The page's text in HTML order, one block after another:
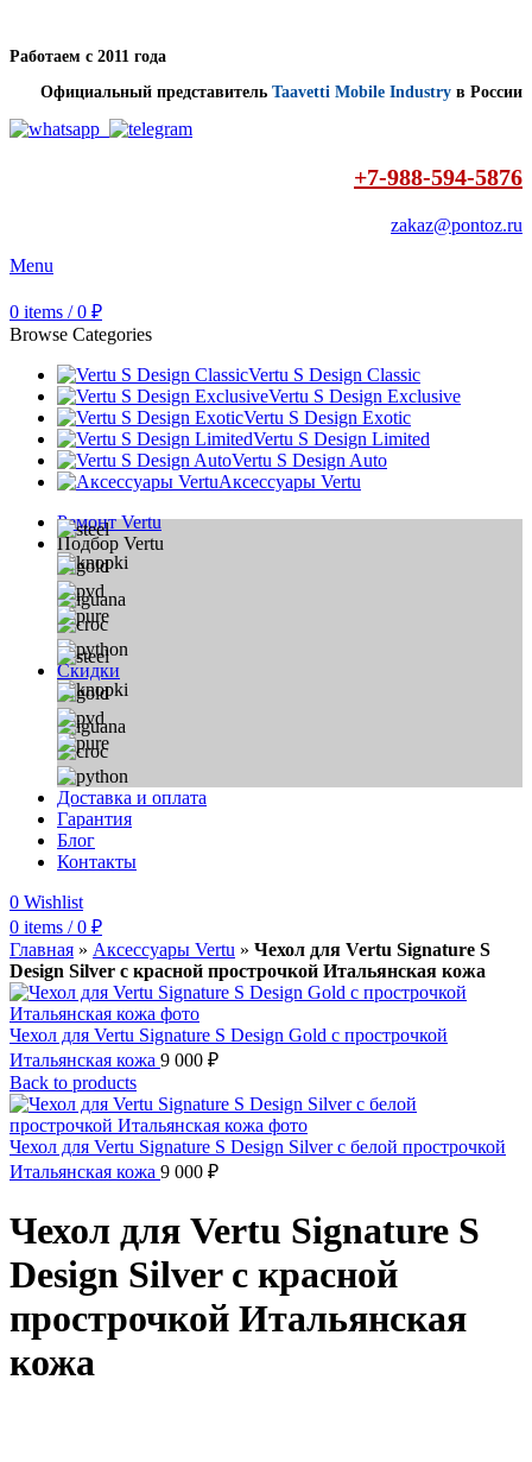
Работаем с 2011 года
Официальный представитель Taavetti Mobile Industry в России
+7-988-594-5876
zakaz@pontoz.ru
Menu
0 items / 0 ₽
Browse Categories
Vertu S Design Classic
Vertu S Design Exclusive
Vertu S Design Exotic
Vertu S Design Limited
Vertu S Design Auto
Аксессуары Vertu
Ремонт Vertu
Подбор Vertu
Скидки
Доставка и оплата
Гарантия
Блог
Контакты
0 Wishlist
0 items / 0 ₽
Главная » Аксессуары Vertu » Чехол для Vertu Signature S
Design Silver с красной прострочкой Итальянская кожа
Чехол для Vertu Signature S Design Gold с прострочкой
Итальянская кожа 9 000 ₽
Back to products
Чехол для Vertu Signature S Design Silver с белой прострочкой
Итальянская кожа 9 000 ₽
Чехол для Vertu Signature S
Design Silver с красной
прострочкой Итальянская
кожа